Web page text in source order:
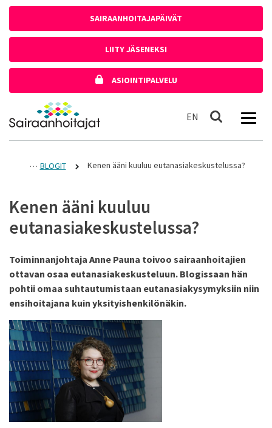
SAIRAANHOITAJAPÄIVÄT
LIITY JÄSENEKSI
ASIOINTIPALVELU
Etusivulle
EN In English
Haku
BLOGIT Kenen ääni kuuluu eutanasiakeskustelussa?
Kenen ääni kuuluu
eutanasiakeskustelussa?
Toiminnanjohtaja Anne Pauna toivoo sairaanhoitajien
ottavan osaa eutanasiakeskusteluun. Blogissaan hän
pohtii omaa suhtautumistaan eutanasiakysymyksiin niin
ensihoitajana kuin yksityishenkilönäkin.